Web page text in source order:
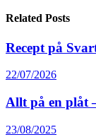
Related Posts
Recept på
22/07/2026
Allt på en plåt
23/08/2025